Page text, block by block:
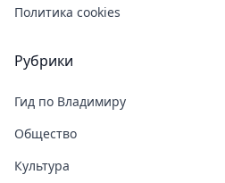
Политика cookies
Рубрики
Гид по Владимиру
Общество
Культура